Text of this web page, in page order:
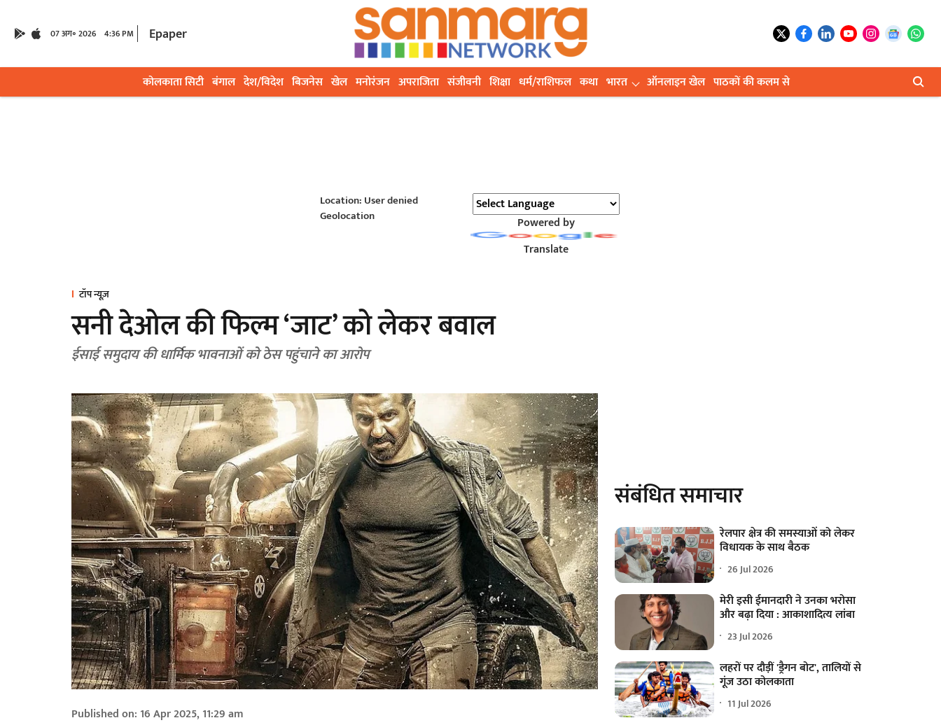
07 अग॰ 2026 4:36 PM Epaper
कोलकाता सिटी बंगाल देश/विदेश बिजनेस खेल मनोरंजन अपराजिता संजीवनी शिक्षा धर्म/राशिफल कथा भारत ऑनलाइन खेल पाठकों की कलम से
Location: User denied
Geolocation
Powered by
Translate
टॉप न्यूज़
सनी देओल की फिल्म ‘जाट’ को लेकर बवाल
ईसाई समुदाय की धार्मिक भावनाओं को ठेस पहुंचाने का आरोप
Published on: 16 Apr 2025, 11:29 am
संबंधित समाचार
रेलपार क्षेत्र की समस्याओं को लेकर
विधायक के साथ बैठक
26 Jul 2026
मेरी इसी ईमानदारी ने उनका भरोसा
और बढ़ा दिया : आकाशादित्य लांबा
23 Jul 2026
लहरों पर दौड़ीं 'ड्रैगन बोट', तालियों से
गूंज उठा कोलकाता
11 Jul 2026